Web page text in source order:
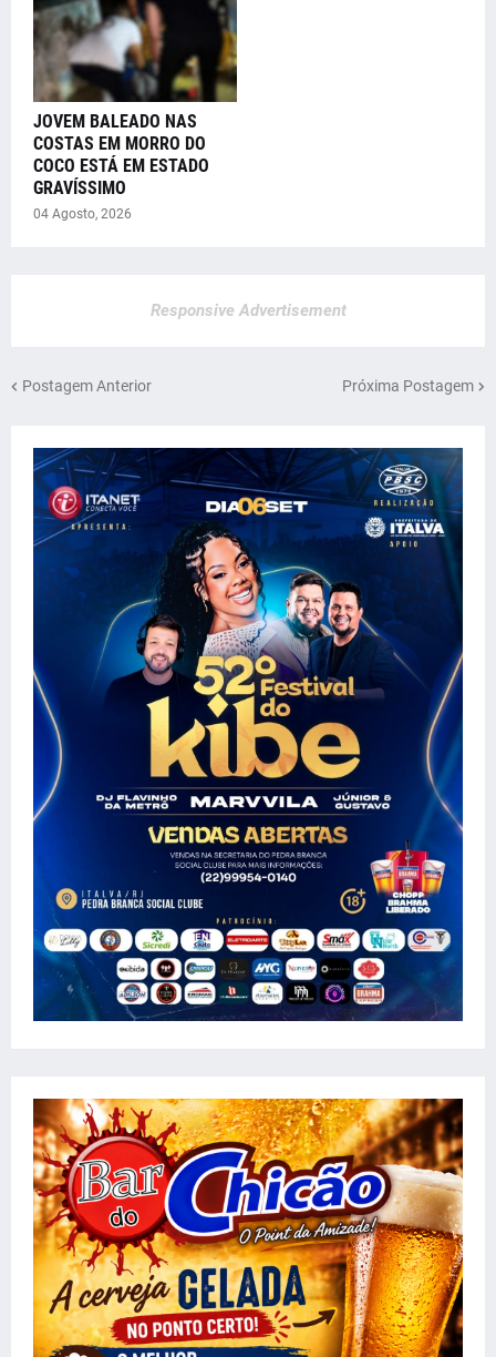
JOVEM BALEADO NAS
COSTAS EM MORRO DO
COCO ESTÁ EM ESTADO
GRAVÍSSIMO
04 Agosto, 2026
Responsive Advertisement
Postagem Anterior Próxima Postagem